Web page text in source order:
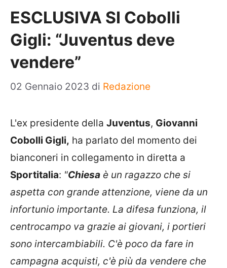
ESCLUSIVA SI Cobolli
Gigli: “Juventus deve
vendere”
02 Gennaio 2023 di Redazione
L'ex presidente della Juventus, Giovanni
Cobolli Gigli, ha parlato del momento dei
bianconeri in collegamento in diretta a
Sportitalia: "Chiesa è un ragazzo che si
aspetta con grande attenzione, viene da un
infortunio importante. La difesa funziona, il
centrocampo va grazie ai giovani, i portieri
sono intercambiabili. C'è poco da fare in
campagna acquisti, c'è più da vendere che